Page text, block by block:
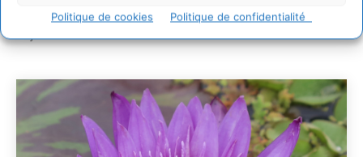
Politique de cookies Politique de confidentialité
adaptées au changement climatique
27 juillet 2026